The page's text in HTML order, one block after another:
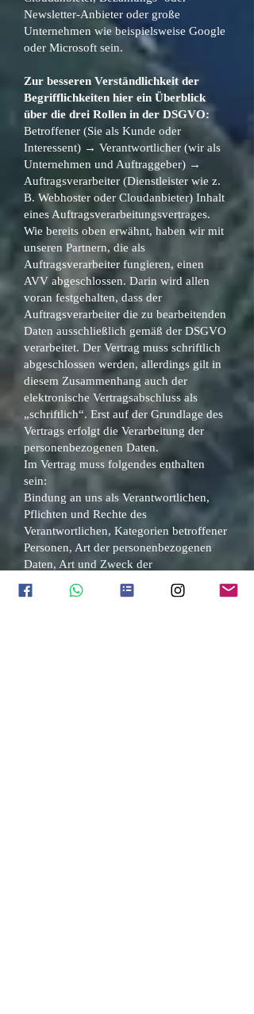
Newsletter-Anbieter oder große
Unternehmen wie beispielsweise Google
oder Microsoft sein.
Zur besseren Verständlichkeit der
Begrifflichkeiten hier ein Überblick
über die drei Rollen in der DSGVO:
Betroffener (Sie als Kunde oder
Interessent) → Verantwortlicher (wir als
Unternehmen und Auftraggeber) →
Auftragsverarbeiter (Dienstleister wie z.
B. Webhoster oder Cloudanbieter) Inhalt
eines Auftragsverarbeitungsvertrages.
Wie bereits oben erwähnt, haben wir mit
unseren Partnern, die als
Auftragsverarbeiter fungieren, einen
AVV abgeschlossen. Darin wird allen
voran festgehalten, dass der
Auftragsverarbeiter die zu bearbeitenden
Daten ausschließlich gemäß der DSGVO
verarbeitet. Der Vertrag muss schriftlich
abgeschlossen werden, allerdings gilt in
diesem Zusammenhang auch der
elektronische Vertragsabschluss als
„schriftlich“. Erst auf der Grundlage des
Vertrags erfolgt die Verarbeitung der
personenbezogenen Daten.
Im Vertrag muss folgendes enthalten
sein:
Bindung an uns als Verantwortlichen,
Pflichten und Rechte des
Verantwortlichen, Kategorien betroffener
Personen, Art der personenbezogenen
Daten, Art und Zweck der
Datenverarbeitung, Gegenstand und
Dauer der Datenverarbeitung,